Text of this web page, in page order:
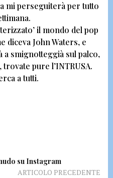
n
mi perseguiterà per tutto
il mondo del pop
diceva John Waters, e
a smignotteggià sul palco,
trovate pure l’INTRUSA.
a tutti.
su Instagram
ARTICOLO PRECEDENTE